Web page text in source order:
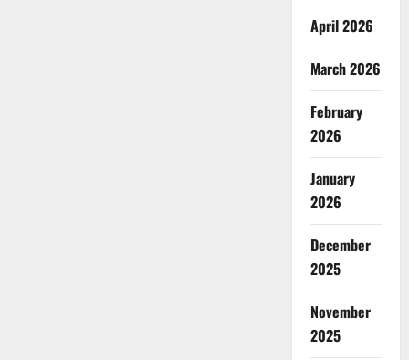
April 2026
March 2026
February
2026
January
2026
December
2025
November
2025